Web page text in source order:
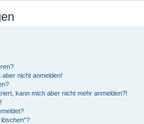
nicht anmelden!
kann mich aber nicht mehr anmelden?!